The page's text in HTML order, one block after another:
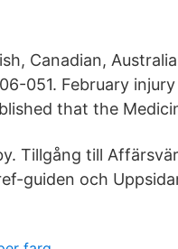
Canadian,
051. February
that the
Tillgång till
guiden och